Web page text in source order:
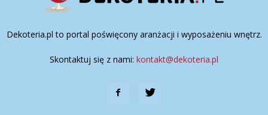
Dekoteria.pl to portal poświęcony aranżacji i wyposażeniu wnętrz.
Skontaktuj się z nami: kontakt@dekoteria.pl